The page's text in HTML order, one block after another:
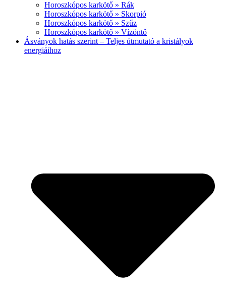
Horoszkópos karkötő » Rák
Horoszkópos karkötő » Skorpió
Horoszkópos karkötő » Szűz
Horoszkópos karkötő » Vízöntő
Ásványok hatás szerint – Teljes útmutató a kristályok
energiáihoz